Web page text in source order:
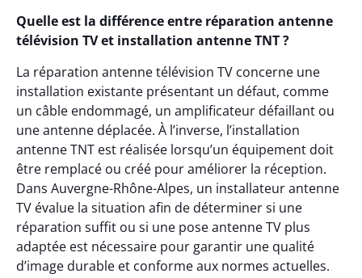
Quelle est la différence entre réparation antenne
télévision TV et installation antenne TNT ?
La réparation antenne télévision TV concerne une
installation existante présentant un défaut, comme
un câble endommagé, un amplificateur défaillant ou
une antenne déplacée. À l’inverse, l’installation
antenne TNT est réalisée lorsqu’un équipement doit
être remplacé ou créé pour améliorer la réception.
Dans Auvergne-Rhône-Alpes, un installateur antenne
TV évalue la situation afin de déterminer si une
réparation suffit ou si une pose antenne TV plus
adaptée est nécessaire pour garantir une qualité
d’image durable et conforme aux normes actuelles.